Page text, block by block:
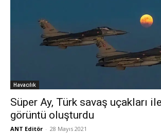
Havacılık
Süper Ay, Türk savaş uçakları
görüntü oluşturdu
ANT Editör - 28 Mayıs 2021